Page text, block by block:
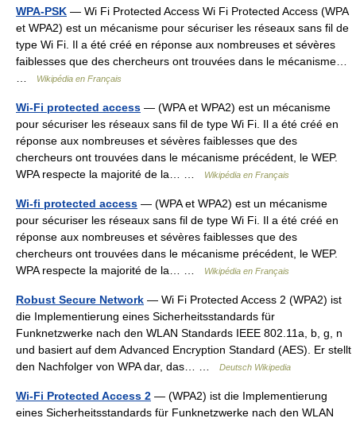
WPA-PSK — Wi Fi Protected Access Wi Fi Protected Access (WPA
et WPA2) est un mécanisme pour sécuriser les réseaux sans fil de
type Wi Fi. Il a été créé en réponse aux nombreuses et sévères
faiblesses que des chercheurs ont trouvées dans le mécanisme…
Wikipédia en Français
Wi-Fi protected access — (WPA et WPA2) est un mécanisme
pour sécuriser les réseaux sans fil de type Wi Fi. Il a été créé en
réponse aux nombreuses et sévères faiblesses que des
chercheurs ont trouvées dans le mécanisme précédent, le WEP.
WPA respecte la majorité de la… …
Wikipédia en Français
Wi-fi protected access — (WPA et WPA2) est un mécanisme
pour sécuriser les réseaux sans fil de type Wi Fi. Il a été créé en
réponse aux nombreuses et sévères faiblesses que des
chercheurs ont trouvées dans le mécanisme précédent, le WEP.
WPA respecte la majorité de la… …
Wikipédia en Français
Robust Secure Network — Wi Fi Protected Access 2 (WPA2) ist
die Implementierung eines Sicherheitsstandards für
Funknetzwerke nach den WLAN Standards IEEE 802.11a, b, g, n
und basiert auf dem Advanced Encryption Standard (AES). Er stellt
den Nachfolger von WPA dar, das… …
Deutsch Wikipedia
Wi-Fi Protected Access 2 — (WPA2) ist die Implementierung
eines Sicherheitsstandards für Funknetzwerke nach den WLAN